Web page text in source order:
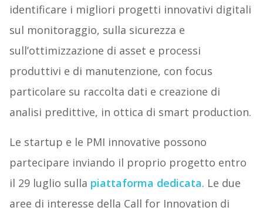
identificare i migliori progetti innovativi digitali
sul monitoraggio, sulla sicurezza e
sull’ottimizzazione di asset e processi
produttivi e di manutenzione, con focus
particolare su raccolta dati e creazione di
analisi predittive, in ottica di smart production.
Le startup e le PMI innovative possono
partecipare inviando il proprio progetto entro
il 29 luglio sulla piattaforma dedicata. Le due
aree di interesse della Call for Innovation di